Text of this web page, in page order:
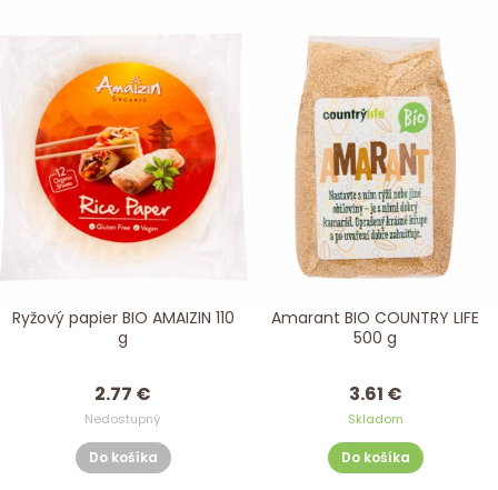
Ryžový papier BIO AMAIZIN 110
g
2.77 €
Nedostupný
Do košíka
Amarant BIO COUNTRY LIFE
500 g
3.61 €
Skladom
Do košíka